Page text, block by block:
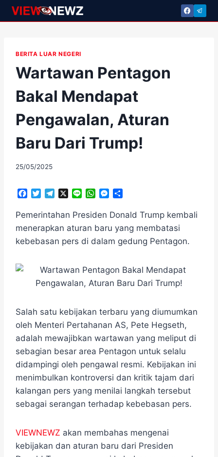
Skip
to
BERITA LUAR NEGERI
Wartawan Pentagon
Bakal Mendapat
Pengawalan, Aturan
Baru Dari Trump!
By
25/05/2025
c
b
o
i
t
e
l
g
r
n
W
a
t
s
A
M
s
e
n
r
a
e
Pemerintahan Presiden Donald Trump kembali
menerapkan aturan baru yang membatasi
kebebasan pers di dalam gedung Pentagon.
Salah satu kebijakan terbaru yang diumumkan
oleh Menteri Pertahanan AS, Pete Hegseth,
adalah mewajibkan wartawan yang meliput di
sebagian besar area Pentagon untuk selalu
didampingi oleh pengawal resmi. Kebijakan ini
menimbulkan kontroversi dan kritik tajam dari
kalangan pers yang menilai langkah tersebut
sebagai serangan terhadap kebebasan pers.
VIEWNEWZ akan membahas mengenai
kebijakan dan aturan baru dari Presiden